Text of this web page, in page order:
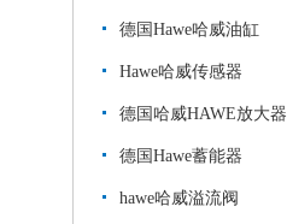
德国Hawe哈威油缸
Hawe哈威传感器
德国哈威HAWE放大器
德国Hawe蓄能器
hawe哈威溢流阀